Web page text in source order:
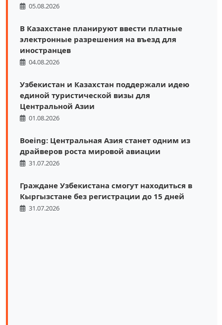
05.08.2026
В Казахстане планируют ввести платные
электронные разрешения на въезд для
иностранцев
04.08.2026
Узбекистан и Казахстан поддержали идею
единой туристической визы для
Центральной Азии
01.08.2026
Boeing: Центральная Азия станет одним из
драйверов роста мировой авиации
31.07.2026
Граждане Узбекистана смогут находиться в
Кыргызстане без регистрации до 15 дней
31.07.2026